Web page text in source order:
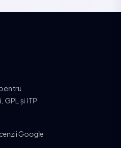
și ITP
Google